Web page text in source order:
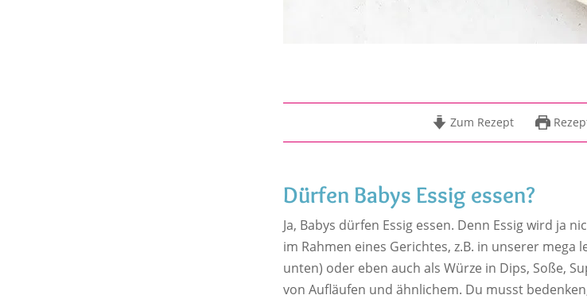
Zum Rezept
Dürfen Babys Essig essen?
Ja, Babys dürfen Essig essen. Denn Essig wird ja
im Rahmen eines Gerichtes, z.B. in unserer mega
unten) oder eben auch als Würze in Dips, Soße,
von Aufläufen und ähnlichem. Du musst